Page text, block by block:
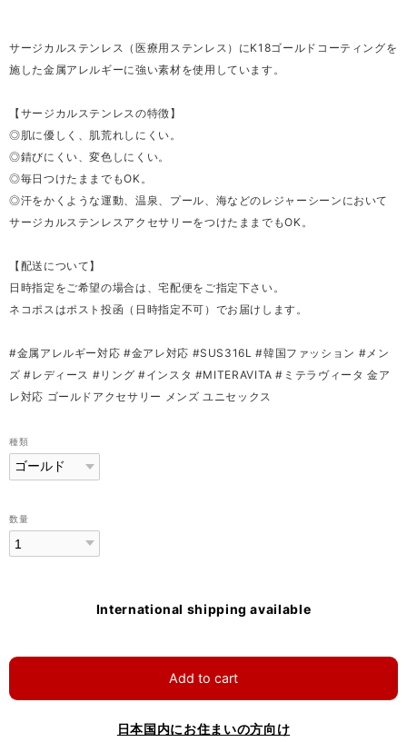
サージカルステンレス（医療用ステンレス）にK18ゴールドコーティングを
施した金属アレルギーに強い素材を使用しています。
【サージカルステンレスの特徴】
◎肌に優しく、肌荒れしにくい。
◎錆びにくい、変色しにくい。
◎毎日つけたままでもOK。
◎汗をかくような運動、温泉、プール、海などのレジャーシーンにおいて
サージカルステンレスアクセサリーをつけたままでもOK。
【配送について】
日時指定をご希望の場合は、宅配便をご指定下さい。
ネコポスはポスト投函（日時指定不可）でお届けします。
#金属アレルギー対応 #金アレ対応 #SUS316L #韓国ファッション #メン
ズ #レディース #リング #インスタ #MITERAVITA #ミテラヴィータ 金ア
レ対応 ゴールドアクセサリー メンズ ユニセックス
種類
数量
International shipping available
Add to cart
日本国内にお住まいの方向け